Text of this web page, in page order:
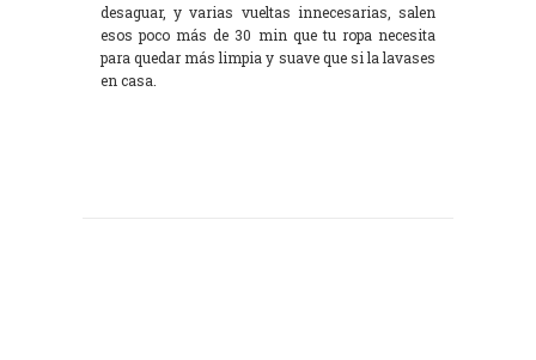
desaguar, y varias vueltas innecesarias, salen
esos poco más de 30 min que tu ropa necesita
para quedar más limpia y suave que si la lavases
en casa.